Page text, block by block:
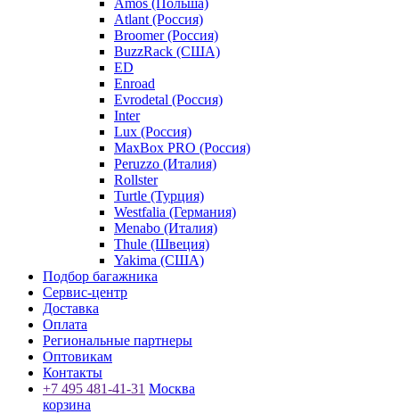
Atlant (Россия)
Broomer (Россия)
BuzzRack (США)
ED
Enroad
Evrodetal (Россия)
Inter
Lux (Россия)
MaxBox PRO (Россия)
Peruzzo (Италия)
Rollster
Turtle (Турция)
Westfalia (Германия)
Menabo (Италия)
Thule (Швеция)
Yakima (США)
Подбор багажника
Сервис-центр
Доставка
Оплата
Региональные партнеры
Оптовикам
Контакты
+7 495 481-41-31 Москва
корзина